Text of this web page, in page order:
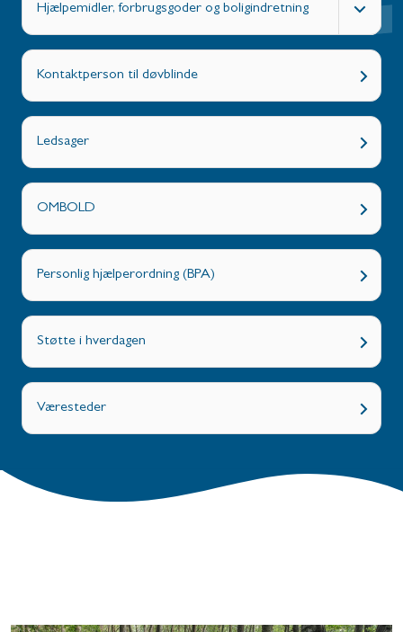
Hjælpemidler, forbrugsgoder og boligindretning
Kontaktperson til døvblinde
Ledsager
OMBOLD
Personlig hjælperordning (BPA)
Støtte i hverdagen
Væresteder